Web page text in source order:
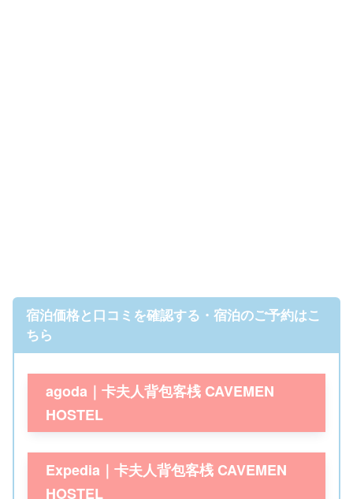
宿泊価格と口コミを確認する・宿泊のご予約はこ
ちら
agoda｜卡夫人背包客桟 CAVEMEN
HOSTEL
Expedia｜卡夫人背包客桟 CAVEMEN
HOSTEL